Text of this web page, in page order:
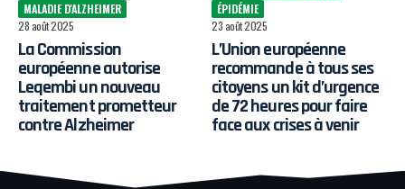
MALADIE D'ALZHEIMER
28 août 2025
La Commission
européenne autorise
Leqembi un nouveau
traitement prometteur
contre Alzheimer
ÉPIDÉMIE
23 août 2025
L’Union européenne
recommande à tous ses
citoyens un kit d’urgence
de 72 heures pour faire
face aux crises à venir